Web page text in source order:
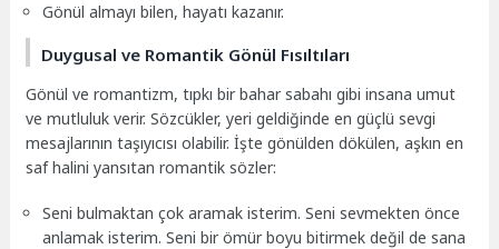
Gönül almayı bilen, hayatı kazanır.
Duygusal ve Romantik Gönül Fısıltıları
Gönül ve romantizm, tıpkı bir bahar sabahı gibi insana umut
ve mutluluk verir. Sözcükler, yeri geldiğinde en güçlü sevgi
mesajlarının taşıyıcısı olabilir. İşte gönülden dökülen, aşkın en
saf halini yansıtan romantik sözler:
Seni bulmaktan çok aramak isterim. Seni sevmekten önce
anlamak isterim. Seni bir ömür boyu bitirmek değil de sana